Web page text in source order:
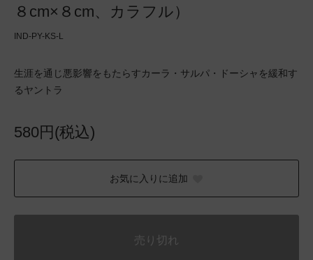
８cm×８cm、カラフル）
IND-PY-KS-L
生涯を通じ悪影響をもたらすカーラ・サルパ・ドーシャを緩和す
るヤントラ
580円(税込)
お気に入りに追加
売り切れ